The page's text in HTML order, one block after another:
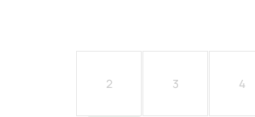
2 3 4